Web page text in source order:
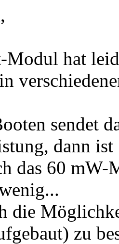
Modul hat
sendet
dann ist
das 60
die
zu